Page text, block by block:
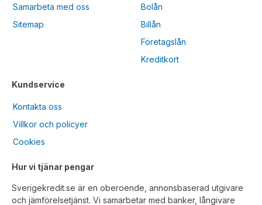
Samarbeta med oss
Sitemap
Kundservice
Kontakta oss
Villkor och policyer
Cookies
Bolån
Billån
Företagslån
Kreditkort
Hur vi tjänar pengar
Sverigekredit.se är en oberoende, annonsbaserad utgivare
och jämförelsetjänst. Vi samarbetar med banker, långivare